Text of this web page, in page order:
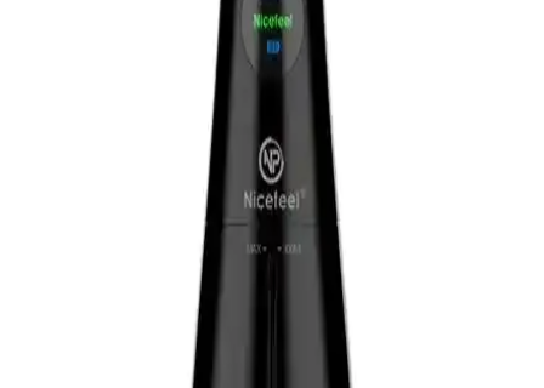
Colgate Triple Action Extra White, dişleri beyazlatır, plakları azaltır
ve ağız sağlığını destekler. Günlük kullanımda parlak ve sağlıklı bir
gülüş sağlar, ağız kokusunu önler ve diş eti sağlığını korur.
Listerine Advanced White Hafif Tat Ağız Bakım
Suyu: Dişleri Güçlendiren ve Ferahlatıcı Etki
Listerine Advanced White Hafif Tat Ağız Bakım Suyu, dişleri
güçlendirmeye yardımcı olup, hafif nane aromasıyla ferah bir
deneyim sunar. Günlük kullanımla ağız hijyeninizi koruyun ve
Nivoshe Premium Ağız Kokusu Önleyici Sprey:
Günlük Kullanım İçin Ferahlatıcı ve Güvenilir